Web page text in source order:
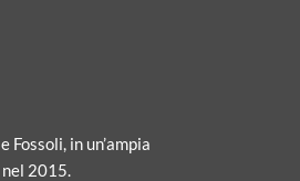
in un’ampia
2015.